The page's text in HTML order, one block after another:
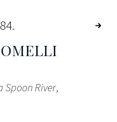
84
Spoon River,